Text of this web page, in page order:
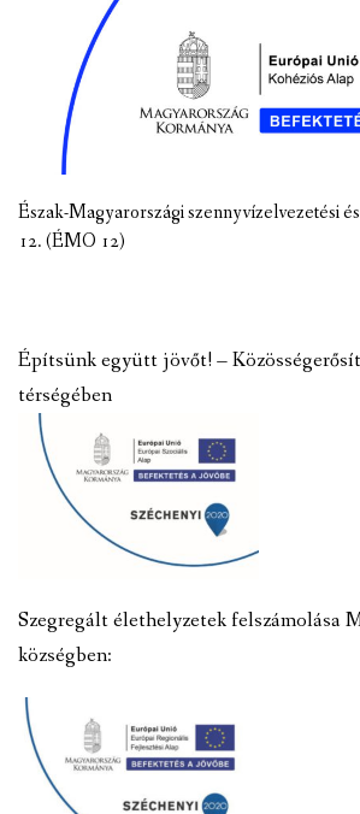
Észak-Magyarországi szennyvízelvezetési
12. (ÉMO 12)
Építsünk együtt jövőt! –
térségében
Szegregált élethelyzetek felszámolása
községben: